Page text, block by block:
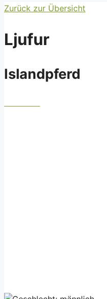
Zurück zur Übersicht
Ljufur
Islandpferd